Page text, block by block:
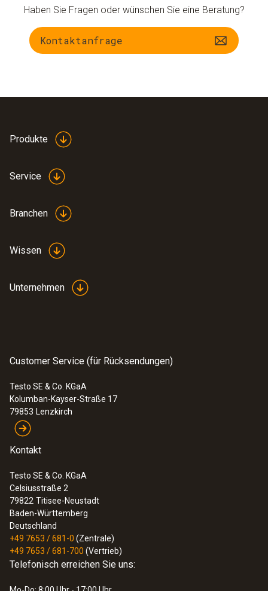
Haben Sie Fragen oder wünschen Sie eine Beratung?
Kontaktanfrage
Produkte
Service
Branchen
Wissen
Unternehmen
Customer Service (für Rücksendungen)
Testo SE & Co. KGaA
Kolumban-Kayser-Straße 17
79853 Lenzkirch
Kontakt
Testo SE & Co. KGaA
Celsiusstraße 2
79822 Titisee-Neustadt
Baden-Württemberg
Deutschland
+49 7653 / 681-0 (Zentrale)
+49 7653 / 681-700 (Vertrieb)
Telefonisch erreichen Sie uns: